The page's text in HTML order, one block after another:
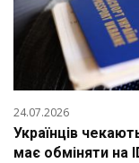
24.07.2026
Українців
має обміняти на